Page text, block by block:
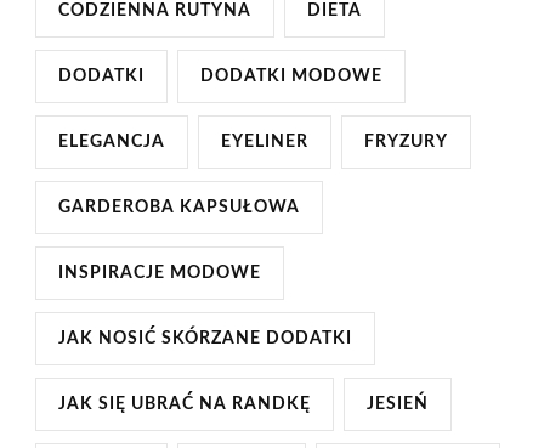
CODZIENNA RUTYNA DIETA
DODATKI DODATKI MODOWE
ELEGANCJA EYELINER FRYZURY
GARDEROBA KAPSUŁOWA
INSPIRACJE MODOWE
JAK NOSIĆ SKÓRZANE DODATKI
JAK SIĘ UBRAĆ NA RANDKĘ JESIEŃ